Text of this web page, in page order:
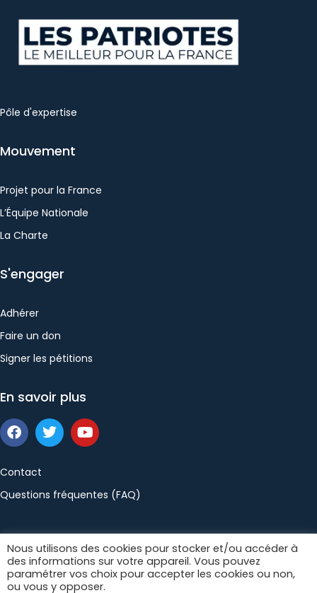
Pôle d'expertise
Mouvement
Projet pour la France
L’Équipe Nationale
La Charte
S'engager
Adhérer
Faire un don
Signer les pétitions
En savoir plus
Contact
Questions fréquentes (FAQ)
Politique de confidentialité Mentions légales
Conditions générales de vente
Nous utilisons des cookies pour stocker et/ou accéder à
des informations sur votre appareil. Vous pouvez
paramétrer vos choix pour accepter les cookies ou non,
ou vous y opposer.